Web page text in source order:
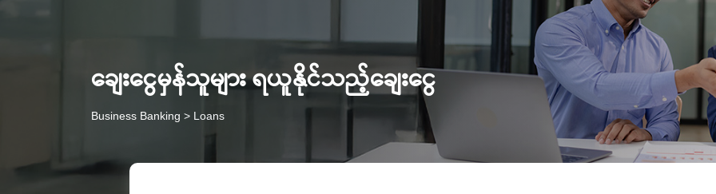
ချေးငွေမှန်သူများ ရယူနိုင်သည့်ချေးငွေ
Business Banking > Loans